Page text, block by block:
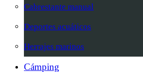
Cabrestante manual
Deportes acuáticos
Herrajes marinos
Cámping